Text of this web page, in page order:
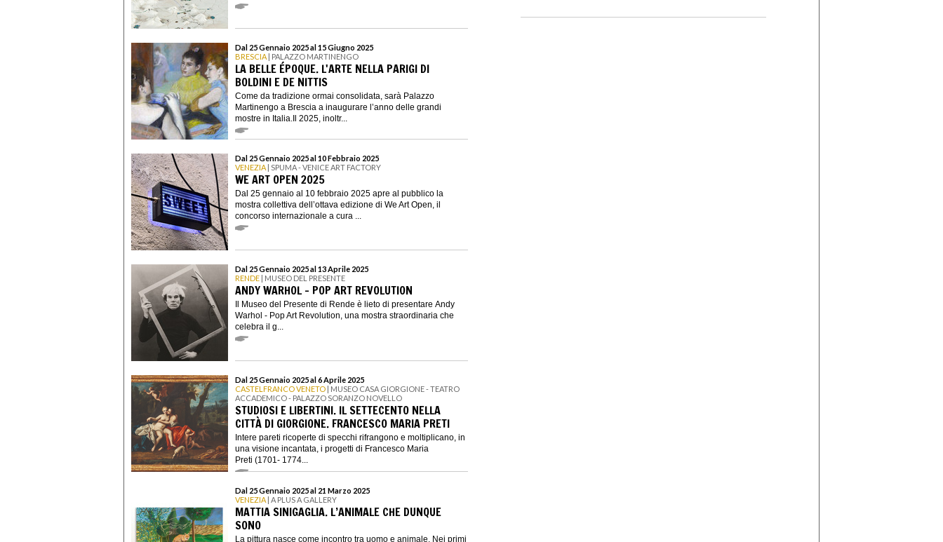
Dal 25 Gennaio 2025 al 15 Giugno 2025
BRESCIA | PALAZZO MARTINENGO
LA BELLE ÉPOQUE. L'ARTE NELLA PARIGI DI
BOLDINI E DE NITTIS
Come da tradizione ormai consolidata, sarà Palazzo
Martinengo a Brescia a inaugurare l’anno delle grandi
mostre in Italia.Il 2025, inoltr...
Dal 25 Gennaio 2025 al 10 Febbraio 2025
VENEZIA | SPUMA - VENICE ART FACTORY
WE ART OPEN 2025
Dal 25 gennaio al 10 febbraio 2025 apre al pubblico la
mostra collettiva dell’ottava edizione di We Art Open, il
concorso internazionale a cura ...
Dal 25 Gennaio 2025 al 13 Aprile 2025
RENDE | MUSEO DEL PRESENTE
ANDY WARHOL - POP ART REVOLUTION
Il Museo del Presente di Rende è lieto di presentare Andy
Warhol - Pop Art Revolution, una mostra straordinaria che
celebra il g...
Dal 25 Gennaio 2025 al 6 Aprile 2025
CASTELFRANCO VENETO | MUSEO CASA GIORGIONE - TEATRO
ACCADEMICO - PALAZZO SORANZO NOVELLO
STUDIOSI E LIBERTINI. IL SETTECENTO NELLA
CITTÀ DI GIORGIONE. FRANCESCO MARIA PRETI
Intere pareti ricoperte di specchi rifrangono e moltiplicano, in
una visione incantata, i progetti di Francesco Maria
Preti (1701- 1774...
Dal 25 Gennaio 2025 al 21 Marzo 2025
VENEZIA | A PLUS A GALLERY
MATTIA SINIGAGLIA. L’ANIMALE CHE DUNQUE
SONO
La pittura nasce come incontro tra uomo e animale. Nei primi